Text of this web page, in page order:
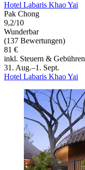
Hotel Labaris Khao Yai
Pak Chong
9,2/10
Wunderbar
(137 Bewertungen)
81 €
inkl. Steuern & Gebühren
31. Aug.–1. Sept.
Hotel Labaris Khao Yai